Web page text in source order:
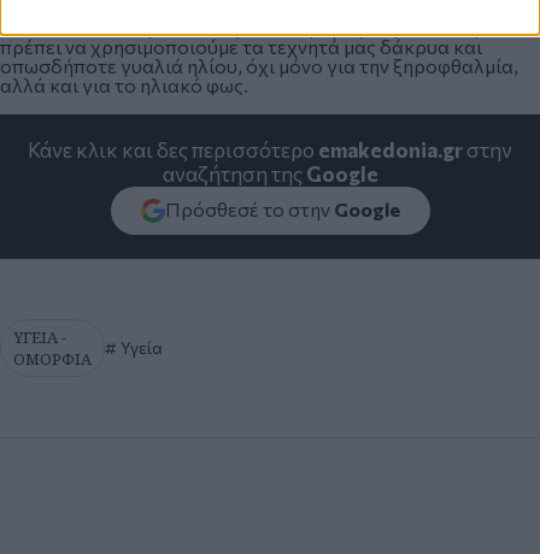
πρέπει να χρησιμοποιούμε τα τεχνητά μας δάκρυα και
οπωσδήποτε γυαλιά ηλίου, όχι μόνο για την ξηροφθαλμία,
αλλά και για το ηλιακό φως.
Κάνε κλικ και δες περισσότερο emakedonia.grστην
αναζήτηση της Google
Πρόσθεσέ το στην Google
ΥΓΕΙΑ -
ΟΜΟΡΦΙΑ
Υγεία